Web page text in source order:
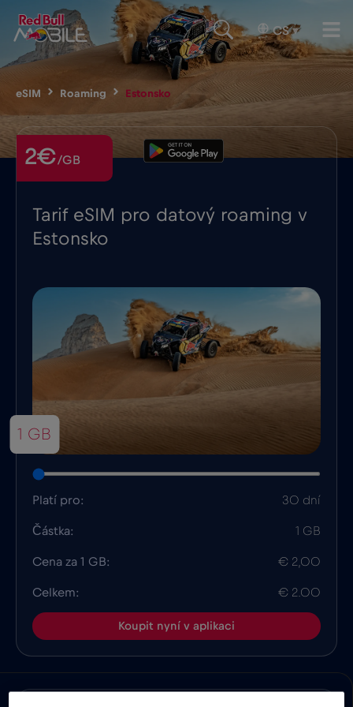
CS ▾
eSIM Roaming Estonsko
Tarif eSIM pro datový roaming v
Estonsko
2€/GB
1 GB
Platí pro: 30 dní
Částka: 1 GB
Cena za 1 GB: € 2,00
Celkem: € 2.00
Koupit nyní v aplikaci